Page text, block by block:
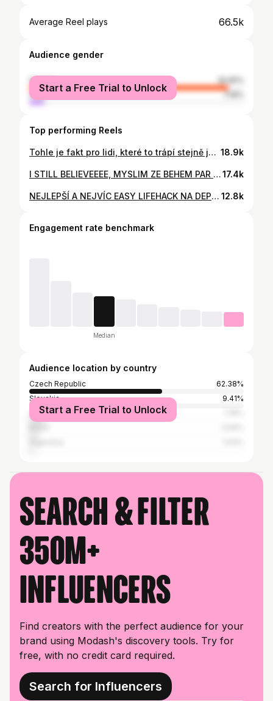
Average Reel plays 66.5k
Audience gender
female
92.81%
male
7.19%
Start a Free Trial to Unlock
Top performing Reels
Tohle je fakt pro lidi, které to trápí stejně jako to trápilo mě🤍😏 (není to nejzdravější, tak si to rozmyslete🫶🏻 ) - nepoužívat, pokud máte nějaký problém se zuby či dásněmi !! Jde pouze o moji vlastní zkušenost🌟 #beautyhack #lifehack 18.9k
I STILL BELIEVEEEE, MYSLIM ZE BEHEM PAR DNI TO FAKT PORAD VYJDE, AZ MOC NAHOD TAM BYLO ❗️NAPIŠTE MI, JESTLI TOMU VĚŘÍTE A ČEHO JSTE SI VŠIMLI JEŠTĚ!!!😭😭🤯🤯🤯17.4k
NEJLEPŠÍ A NEJVÍC EASY LIFEHACK NA DEPILACI KNÍRKU🤪🤍 #beautyhack 12.8k
Engagement rate benchmark
Median
Audience location by country
Czech Republic
62.38%
Slovakia
9.41%
United States
Start a Free Trial to Unlock
Search & filter
350M+
influencers
Find creators with the perfect audience for your
brand using Modash's discovery tools. Try for
free, with no credit card required.
Search for Influencers